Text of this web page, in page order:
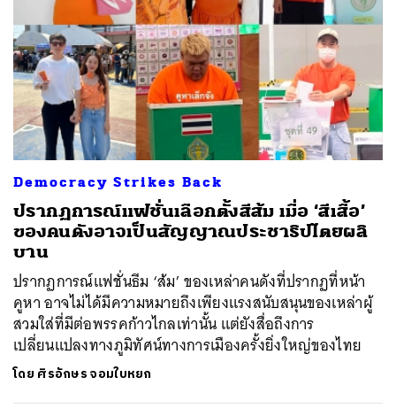
Democracy Strikes Back
ปรากฏการณ์แฟชั่นเลือกตั้งสีส้ม เมื่อ ‘สีเสื้อ’
ของคนดังอาจเป็นสัญญาณประชาธิปไตยผลิ
บาน
ปรากฏการณ์แฟชั่นธีม ‘ส้ม’ ของเหล่าคนดังที่ปรากฏที่หน้า
คูหา อาจไม่ได้มีความหมายถึงเพียงแรงสนับสนุนของเหล่าผู้
สวมใส่ที่มีต่อพรรคก้าวไกลเท่านั้น แต่ยังสื่อถึงการ
เปลี่ยนแปลงทางภูมิทัศน์ทางการเมืองครั้งยิ่งใหญ่ของไทย
โดย ศิรอักษร จอมใบหยก
SHARE TWEET LINE EMAIL